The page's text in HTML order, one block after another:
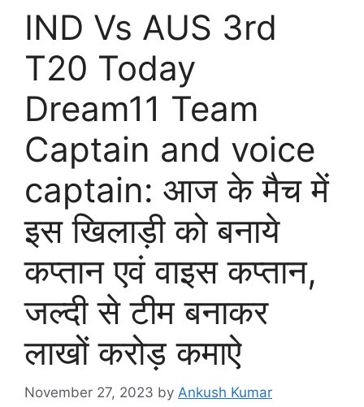
IND Vs AUS 3rd
T20 Today
Dream11 Team
Captain and voice
captain: आज के मैच में
इस खिलाड़ी को बनाये
कप्तान एवं वाइस कप्तान,
जल्दी से टीम बनाकर
लाखों करोड़ कमाऐ
November 27, 2023 by Ankush Kumar